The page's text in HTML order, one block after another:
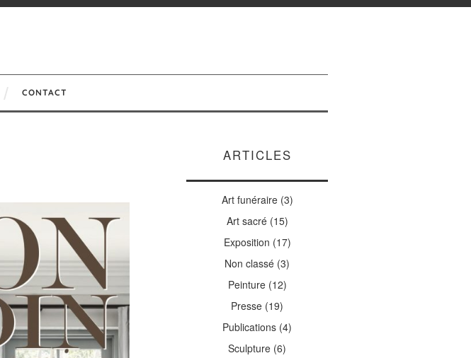
CONTACT
ARTICLES
Art funéraire(3)
Art sacré(15)
Exposition (17)
Non classé (3)
Peinture(12)
Presse (19)
Publications (4)
Sculpture (6)